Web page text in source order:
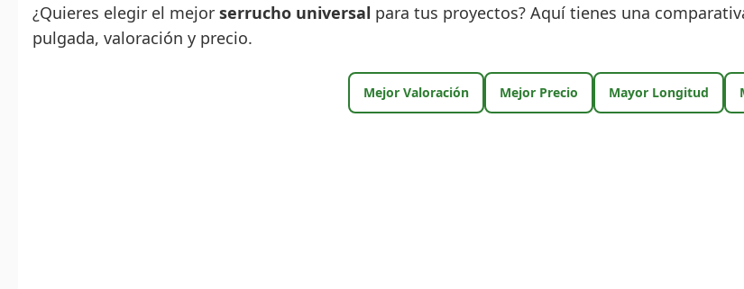
¿Quieres elegir el mejor serrucho universal para tus proyectos? Aquí tienes una
pulgada, valoración y precio.
Mejor Valoración Mejor Precio Mayor Longitud